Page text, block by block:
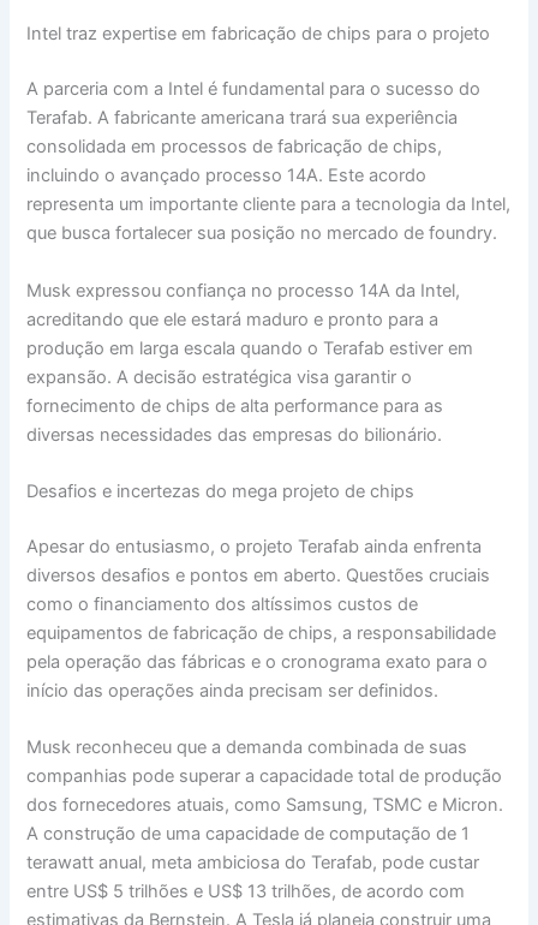
Intel traz expertise em fabricação de chips para o projeto
A parceria com a Intel é fundamental para o sucesso do
Terafab. A fabricante americana trará sua experiência
consolidada em processos de fabricação de chips,
incluindo o avançado processo 14A. Este acordo
representa um importante cliente para a tecnologia da Intel,
que busca fortalecer sua posição no mercado de foundry.
Musk expressou confiança no processo 14A da Intel,
acreditando que ele estará maduro e pronto para a
produção em larga escala quando o Terafab estiver em
expansão. A decisão estratégica visa garantir o
fornecimento de chips de alta performance para as
diversas necessidades das empresas do bilionário.
Desafios e incertezas do mega projeto de chips
Apesar do entusiasmo, o projeto Terafab ainda enfrenta
diversos desafios e pontos em aberto. Questões cruciais
como o financiamento dos altíssimos custos de
equipamentos de fabricação de chips, a responsabilidade
pela operação das fábricas e o cronograma exato para o
início das operações ainda precisam ser definidos.
Musk reconheceu que a demanda combinada de suas
companhias pode superar a capacidade total de produção
dos fornecedores atuais, como Samsung, TSMC e Micron.
A construção de uma capacidade de computação de 1
terawatt anual, meta ambiciosa do Terafab, pode custar
entre US$ 5 trilhões e US$ 13 trilhões, de acordo com
estimativas da Bernstein. A Tesla já planeja construir uma